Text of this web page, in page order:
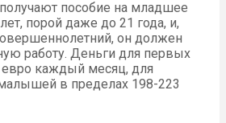
пособие на младшее
порой даже до 21 года, и,
он должен
работу. Деньги для первых
евро каждый месяц, для
в пределах 198-223